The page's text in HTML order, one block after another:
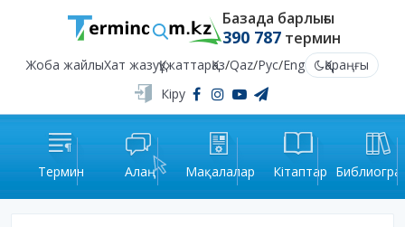
Базада барлығы
390 787термин
Жоба жайлыХат жазуҚұжаттарҚаз/Qaz/Рус/Eng
Қараңғы
Кіру
Термин Алаң Мақалалар Кітаптар